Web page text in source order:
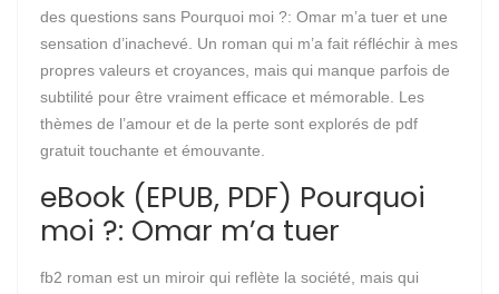
des questions sans Pourquoi moi ?: Omar m’a tuer et une
sensation d’inachevé. Un roman qui m’a fait réfléchir à mes
propres valeurs et croyances, mais qui manque parfois de
subtilité pour être vraiment efficace et mémorable. Les
thèmes de l’amour et de la perte sont explorés de pdf
gratuit touchante et émouvante.
eBook (EPUB, PDF) Pourquoi
moi ?: Omar m’a tuer
fb2 roman est un miroir qui reflète la société, mais qui